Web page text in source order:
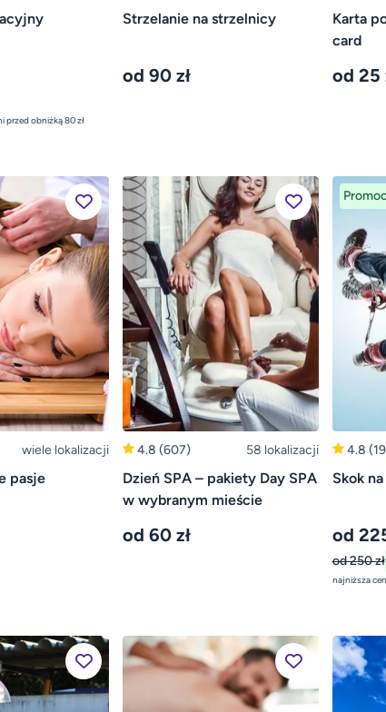
najniższa cena z 30 dni przed obniżką 80 zł
Strzelanie na strzelnicy
od 90 zł
Karta
card
od 25
wiele lokalizacji
pasje
4.8 (607) 58 lokalizacji
Dzień SPA – pakiety Day SPA
w wybranym mieście
od 60 zł
4.8
Skok
od
od 250 zł